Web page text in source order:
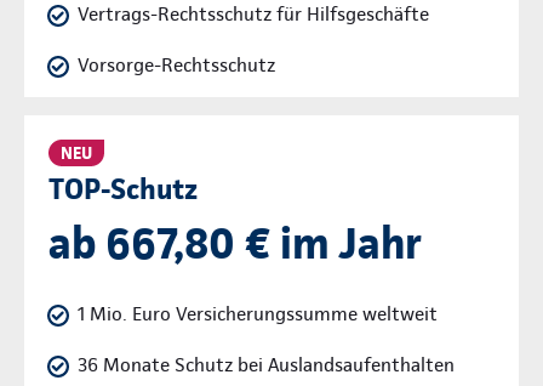
Vertrags-Rechtsschutz für Hilfsgeschäfte
Vorsorge-Rechtsschutz
NEU
TOP-Schutz
ab 667,80 € im Jahr
1 Mio. Euro Versicherungssumme weltweit
36 Monate Schutz bei Auslandsaufenthalten